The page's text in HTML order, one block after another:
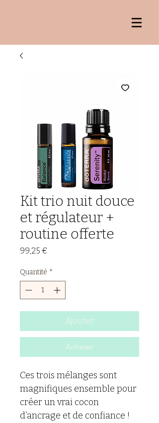
Kit trio nuit douce
et régulateur +
routine offerte
99,25 €
Quantité *
Ajouter
Acheter
Ces trois mélanges sont
magnifiques ensemble pour
créer un vrai cocon
d’ancrage et de confiance !